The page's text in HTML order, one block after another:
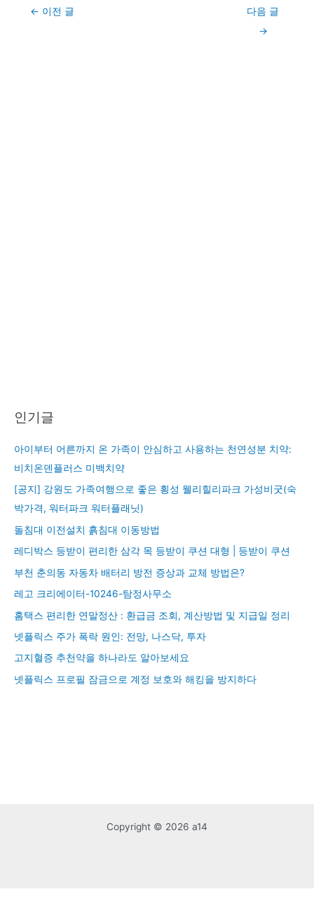
Post← 이전 글
다음 글
→
인기글
아이부터 어른까지 온 가족이 안심하고 사용하는 천연성분 치약:
비치온덴플러스 미백치약
[공지] 강원도 가족여행으로 좋은 횡성 웰리힐리파크 가성비굿(숙
박가격, 워터파크 워터플래닛)
돌침대 이전설치 흙침대 이동방법
레디박스 등받이 편리한 삼각 목 등받이 쿠션 대형 | 등받이 쿠션
부천 춘의동 자동차 배터리 방전 증상과 교체 방법은?
레고 크리에이터-10246-탐정사무소
홈택스 편리한 연말정산 : 환급금 조회, 계산방법 및 지급일 정리
넷플릭스 주가 폭락 원인: 전망, 나스닥, 투자
고지혈증 추천약을 하나라도 알아보세요
넷플릭스 프로필 잠금으로 계정 보호와 해킹을 방지하다
Copyright © 2026 a14